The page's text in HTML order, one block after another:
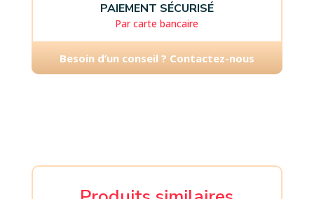
PAIEMENT SÉCURISÉ
Par carte bancaire
Besoin d’un conseil ? Contactez-nous